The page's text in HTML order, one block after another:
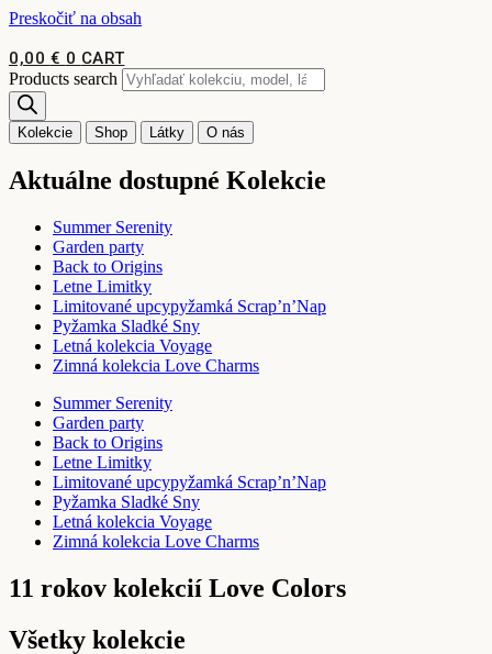
Preskočiť na obsah
0,00 € 0 CART
Products search
Kolekcie Shop Látky O nás
Aktuálne dostupné Kolekcie
Summer Serenity
Garden party
Back to Origins
Letne Limitky
Limitované upcypyžamká Scrap’n’Nap
Pyžamka Sladké Sny
Letná kolekcia Voyage
Zimná kolekcia Love Charms
Summer Serenity
Garden party
Back to Origins
Letne Limitky
Limitované upcypyžamká Scrap’n’Nap
Pyžamka Sladké Sny
Letná kolekcia Voyage
Zimná kolekcia Love Charms
11 rokov kolekcií Love Colors
Všetky kolekcie